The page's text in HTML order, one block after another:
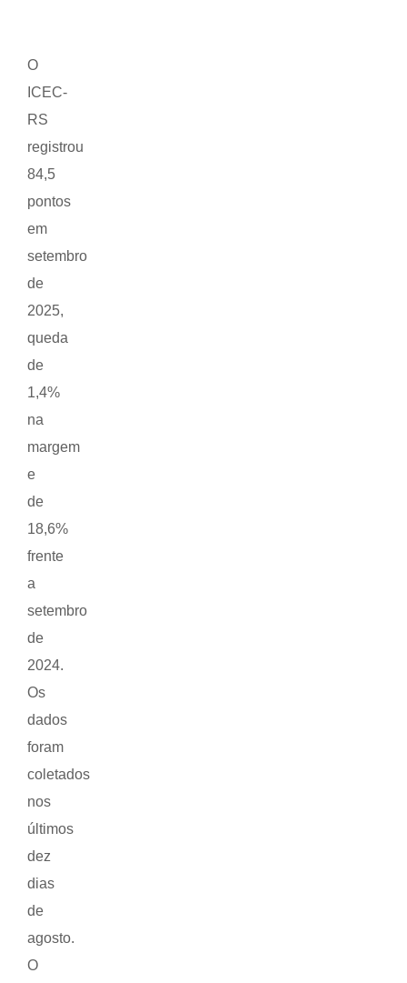
O
ICEC-
RS
registrou
84,5
pontos
em
setembro
de
2025,
queda
de
1,4%
na
margem
e
de
18,6%
frente
a
setembro
de
2024.
Os
dados
foram
coletados
nos
últimos
dez
dias
de
agosto.
O